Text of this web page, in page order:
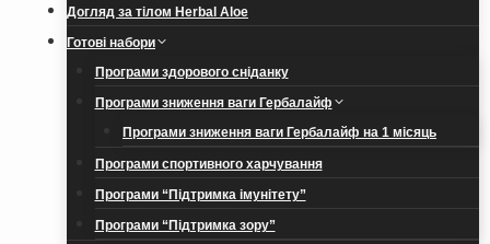
Догляд за тілом Herbal Aloe
Готові набори
Програми здорового сніданку
Програми зниження ваги Гербалайф
Програми зниження ваги Гербалайф на 1 місяць
Програми спортивного харчування
Програми “Підтримка імунітету”
Програми “Підтримка зору”